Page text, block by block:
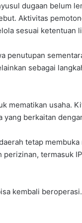
dugaan belum
Aktivitas
sesuai ketentuan
penutupan
sebagai
mematikan usaha.
berkaitan
tetap
termasuk
kembali